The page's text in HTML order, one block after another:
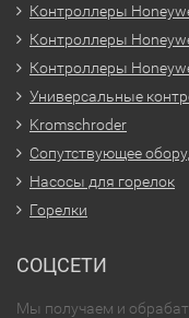
Контроллеры
Контроллеры
Контроллеры
Универсальные
Kromschroder
Сопутствующее
Насосы для горелок
Горелки
СОЦСЕТИ
Мы получаем и